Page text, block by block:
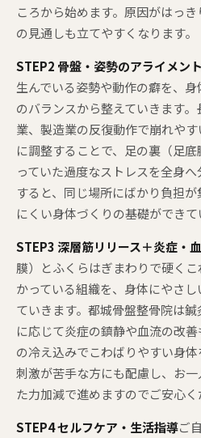
ころから始めます。原因がはっ
の見通しも立てやすくなります。
STEP2 骨盤・姿勢のアライメン
生んでいる姿勢や動作の癖を、
のバランスから整えていきます
業、製造業の反復動作で崩れや
に調整することで、足の裏（足
っていた過度なストレスを全身
すると、同じ場所にばかり負担
にくい身体づくりの基礎ができて
STEP3 深層筋リリース＋炎症・
膜）とふくらはぎまわりで硬く
かっている組織を、身体にやさ
ていきます。都城骨盤整骨院は
に応じて炎症の鎮静や血流の改
の冷え込みでこわばりやすい身
刺激が苦手な方にも配慮し、お
た力加減で進めますのでご安心く
STEP4 セルフケア・生活指導ご